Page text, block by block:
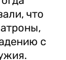
что
с